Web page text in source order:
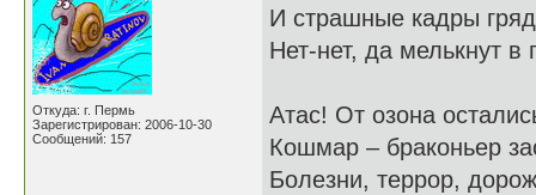
Откуда: г. Пермь
Зарегистрирован: 2006-10-30
Сообщений: 157
И страшные кадры
Нет-нет, да мелькнут в
Атас! От озона
Кошмар – браконьер
Болезни, террор,